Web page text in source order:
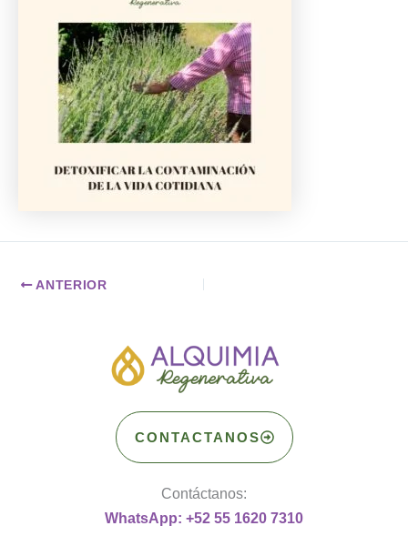
ANTERIOR
CONTACTANOS
Contáctanos:
WhatsApp: +52 55 1620 7310